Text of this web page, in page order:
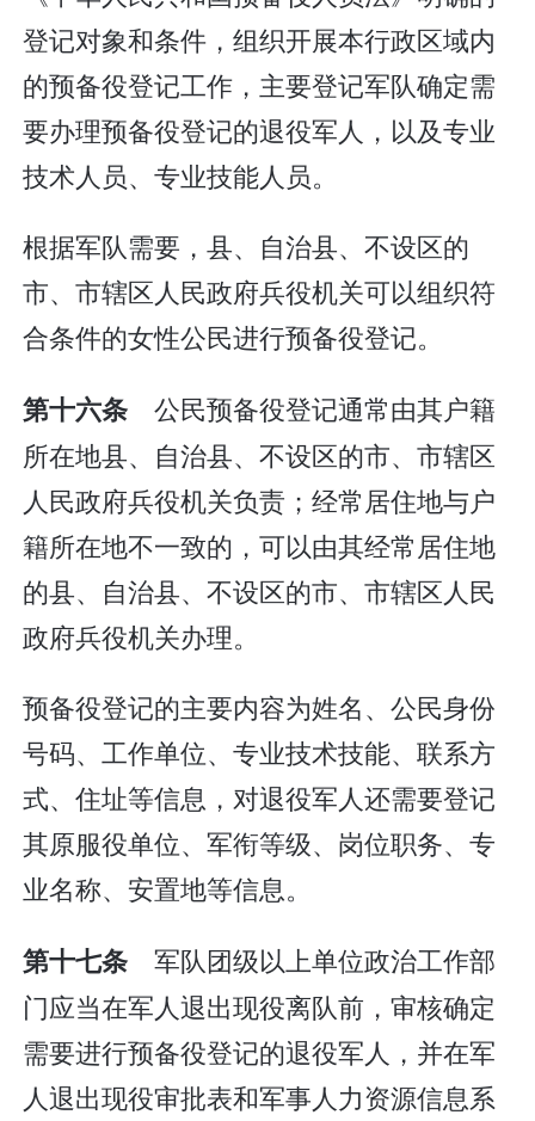
登记对象和条件，组织开展本行政区域内
的预备役登记工作，主要登记军队确定需
要办理预备役登记的退役军人，以及专业
技术人员、专业技能人员。
根据军队需要，县、自治县、不设区的
市、市辖区人民政府兵役机关可以组织符
合条件的女性公民进行预备役登记。
第十六条公民预备役登记通常由其户籍
所在地县、自治县、不设区的市、市辖区
人民政府兵役机关负责；经常居住地与户
籍所在地不一致的，可以由其经常居住地
的县、自治县、不设区的市、市辖区人民
政府兵役机关办理。
预备役登记的主要内容为姓名、公民身份
号码、工作单位、专业技术技能、联系方
式、住址等信息，对退役军人还需要登记
其原服役单位、军衔等级、岗位职务、专
业名称、安置地等信息。
第十七条军队团级以上单位政治工作部
门应当在军人退出现役离队前，审核确定
需要进行预备役登记的退役军人，并在军
人退出现役审批表和军事人力资源信息系